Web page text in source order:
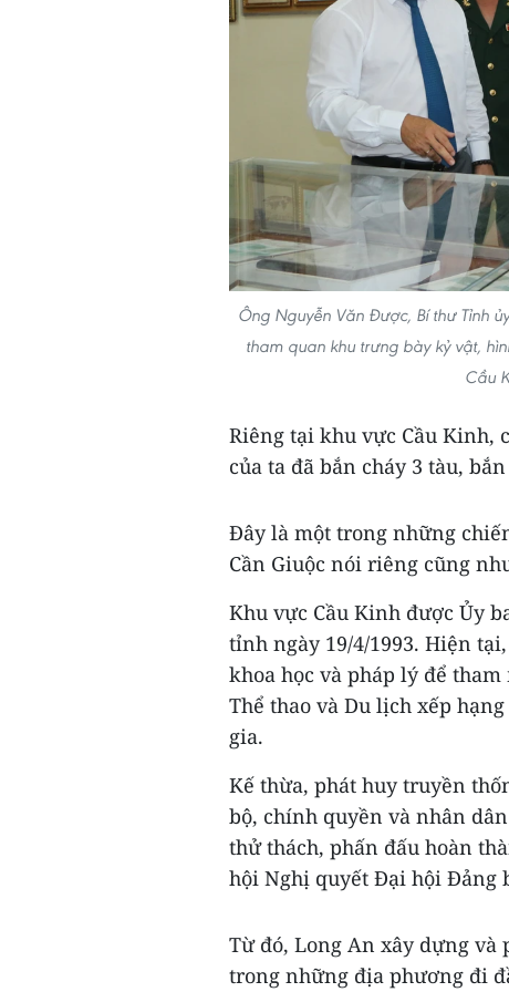
Ông Nguyễn Văn Được, Bí thư Tỉnh
tham quan khu trưng bày kỷ vật,
Cầu
Riêng tại khu vực Cầu
của ta đã bắn cháy 3 tàu,
Đây là một trong những
Cần Giuộc nói riêng cũng
Khu vực Cầu Kinh được Ủy
tỉnh ngày 19/4/1993. Hiện
khoa học và pháp lý để
Thể thao và Du lịch xếp
gia.
Kế thừa, phát huy truyền
bộ, chính quyền và nhân
thử thách, phấn đấu hoàn
hội Nghị quyết Đại hội Đảng
Từ đó, Long An xây dựng
trong những địa phương đi